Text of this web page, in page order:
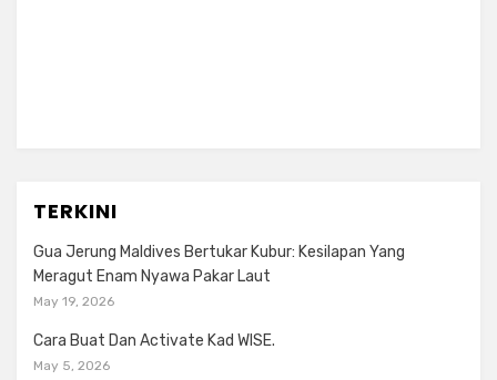
TERKINI
Gua Jerung Maldives Bertukar Kubur: Kesilapan Yang
Meragut Enam Nyawa Pakar Laut
May 19, 2026
Cara Buat Dan Activate Kad WISE.
May 5, 2026